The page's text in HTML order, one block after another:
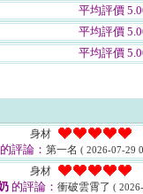
平均評價
平均評價
平均評價
身材
的評論： 第一名 ( 2026-07-29
身材
的評論： 衝破雲霄了 (